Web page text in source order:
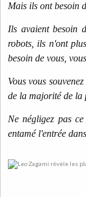
Mais ils ont besoin
Ils avaient besoin
robots, ils n'ont
besoin de vous,
Vous vous
de la majorité de la
Ne négligez pas
entamé l'entrée